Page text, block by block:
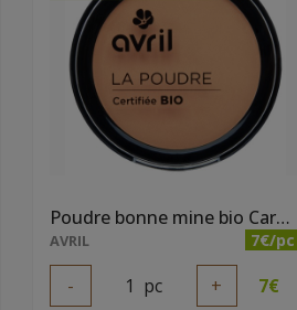
Poudre bonne mine bio Caramel Irisé
AVRIL 7€/pc
- 1 pc + 7€